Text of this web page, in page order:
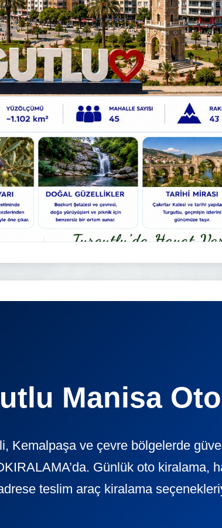
Manisa
Kemalpaşa ve çevre bölgelerde
Günlük oto kiralama,
teslim araç kiralama